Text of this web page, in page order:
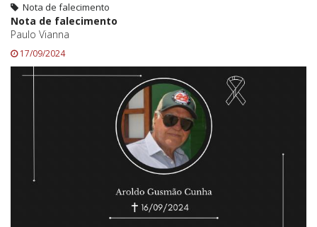
Nota de falecimento
Nota de falecimento
Paulo Vianna
17/09/2024